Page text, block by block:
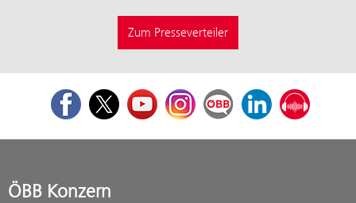
Zum Presseverteiler
FacebookTwitterYoutubeInstagramÖBB Corporate Blog
LinkedInPodcast
ÖBB Konzern